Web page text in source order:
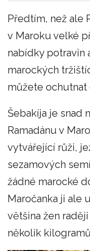
Předtím, než ale
v Maroku velké
nabídky potravin
marockých
můžete ochutnat
Šebakíja je snad
Ramadánu v
vytvářející růži,
sezamových
žádné marocké
Maročanka ji ale
většina žen
několik